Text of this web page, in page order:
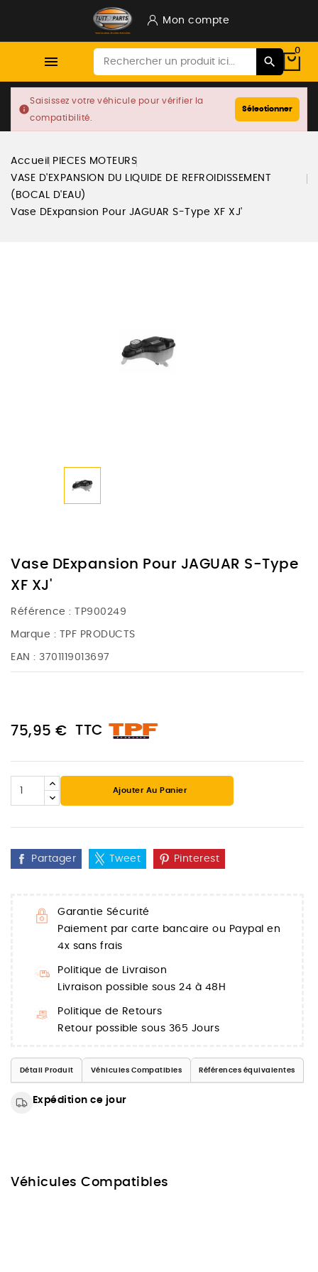
Mon compte

0
info
Saisissez votre véhicule pour vérifier la
compatibilité.
Sélectionner
Accueil
PIECES MOTEURS
VASE D'EXPANSION DU LIQUIDE DE REFROIDISSEMENT
(BOCAL D'EAU)
Vase DExpansion Pour JAGUAR S-Type XF XJ'
Vase DExpansion Pour JAGUAR S-Type
XF XJ'
Référence : TP900249
Marque : TPF PRODUCTS
EAN : 3701119013697
75,95 € TTC
Ajouter Au Panier
Partager Tweet Pinterest
Garantie Sécurité
Paiement par carte bancaire ou Paypal en
4x sans frais
Politique de Livraison
Livraison possible sous 24 à 48H
Politique de Retours
Retour possible sous 365 Jours
Détail Produit Véhicules Compatibles Références équivalentes
Expédition ce jour
Véhicules Compatibles